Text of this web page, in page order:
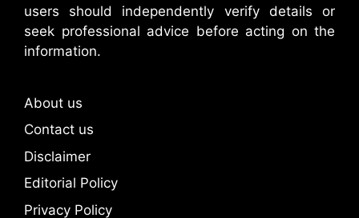
users should independently verify details or
seek professional advice before acting on the
information.
About us
Contact us
Disclaimer
Editorial Policy
Privacy Policy